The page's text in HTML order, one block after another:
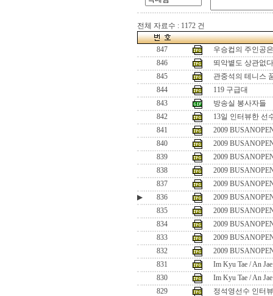
전체 자료수 : 1172 건
847
우승컵의 주인공
846
뙤악볕도 상관없
845
관중석의 테니스
844
119 구급대
843
방송실 봉사자들
842
13일 인터뷰한 선
841
2009
840
2009
839
2009
838
2009
837
2009
▶
836
2009
835
2009
834
2009
833
2009
832
2009
831
Im Kyu Tae / An
830
Im Kyu Tae / An
829
정석영선수 인터뷰